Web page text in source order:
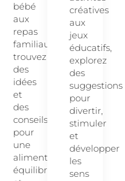
bébé
aux
repas
familiaux,
trouvez
des
idées
et
des
conseils
pour
une
alimentation
équilibrée
créatives
aux
jeux
éducatifs,
explorez
des
suggestions
pour
divertir,
stimuler
et
développer
les
sens